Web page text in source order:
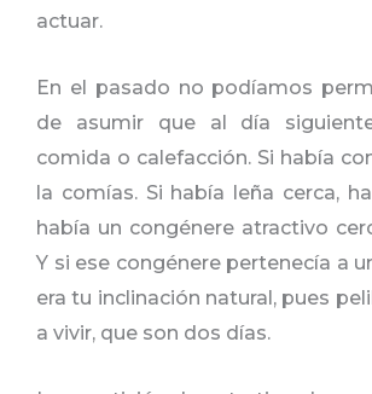
actuar.
En el pasado no podíamos
de asumir que al día
comida o calefacción. Si había
la comías. Si había leña cerca,
había un congénere atractivo
Y si ese congénere pertenecía a
era tu inclinación natural, pues
a vivir, que son dos días.